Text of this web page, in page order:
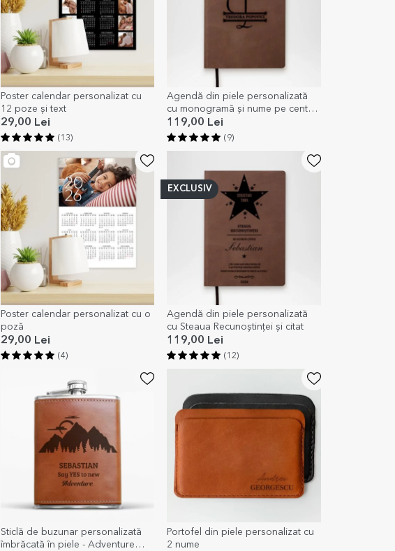
Poster calendar personalizat cu
12 poze și text
29,00 Lei
(13)
Agendă din piele personalizată
cu monogramă și nume pe centru
- model 2
119,00 Lei
(9)
Poster calendar personalizat cu o
poză
29,00 Lei
(4)
EXCLUSIV
Agendă din piele personalizată
cu Steaua Recunoștinței și citat
119,00 Lei
(12)
Sticlă de buzunar personalizată
îmbrăcată în piele - Adventure
Portofel din piele personalizat cu
2 nume